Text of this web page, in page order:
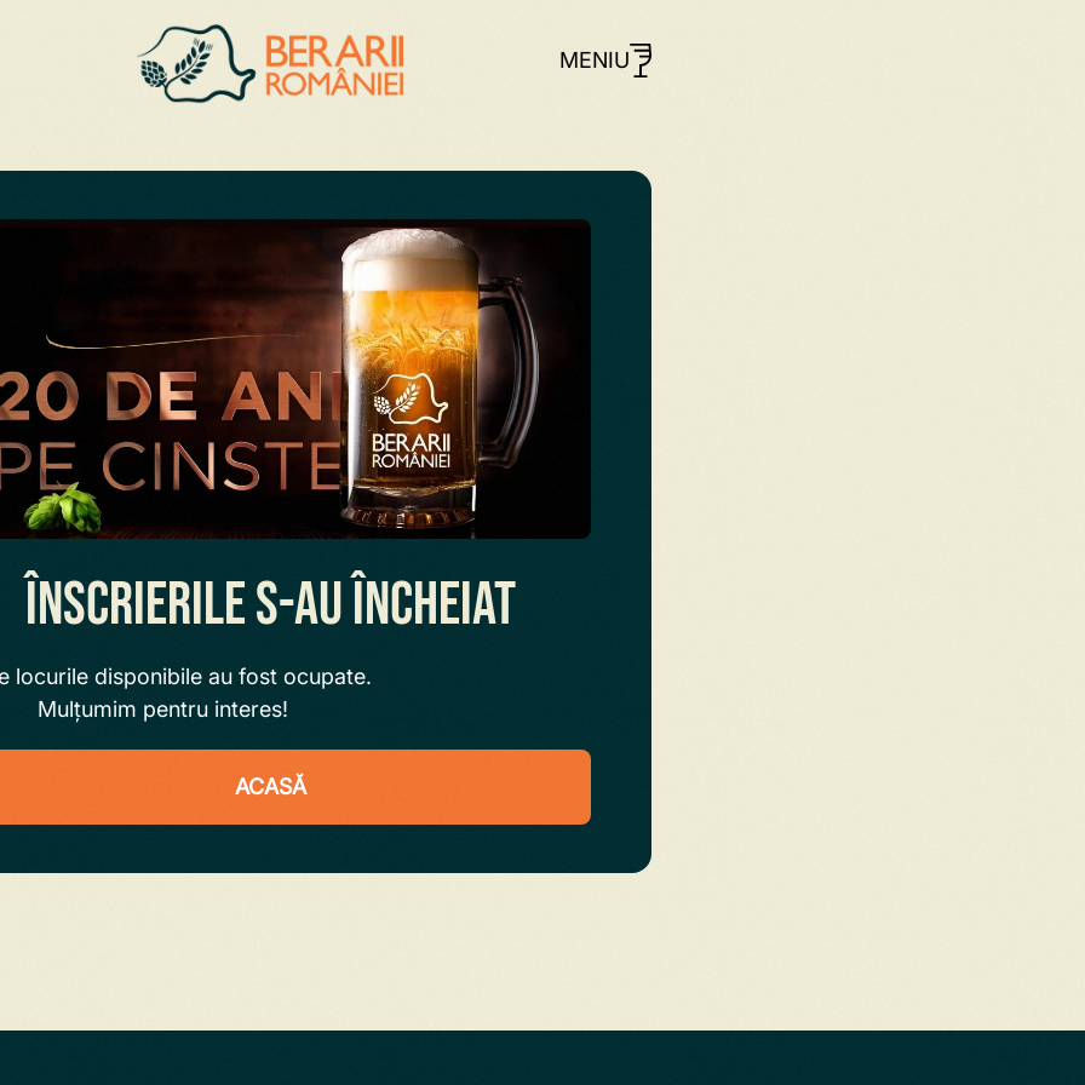
MENIU
Înscrierile s-au încheiat
locurile disponibile au fost ocupate.
Mulțumim pentru interes!
ACASĂ